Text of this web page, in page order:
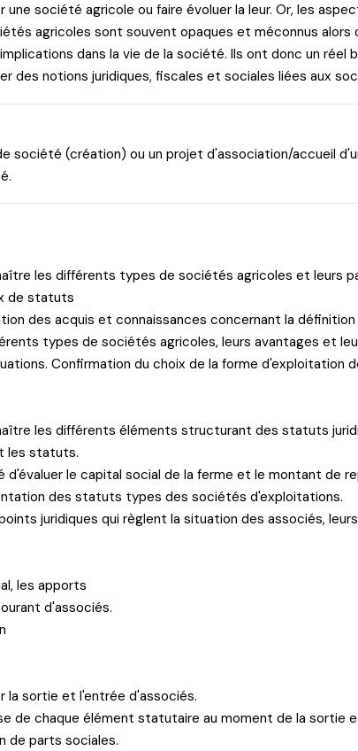
société agricole ou faire évoluer la leur. Or, les
agricoles sont souvent opaques et méconnus alors
dans la vie de la société. Ils ont donc un réel
des notions juridiques, fiscales et sociales liées aux
société (création) ou un projet d'association/accueil
les différents types de sociétés agricoles et leurs
de statuts
des acquis et connaissances concernant la
types de sociétés agricoles, leurs avantages et
Confirmation du choix de la forme d'exploitation
les différents éléments structurant des statuts
les statuts.
d'évaluer le capital social de la ferme et le montant de
des statuts types des sociétés d'exploitations.
juridiques qui règlent la situation des associés,
les apports
d'associés.
la sortie et l'entrée d'associés.
de chaque élément statutaire au moment de la sortie
de parts sociales.